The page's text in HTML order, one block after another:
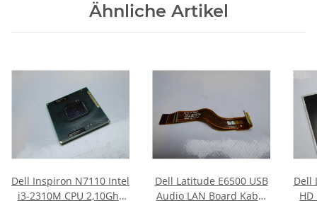
Ähnliche Artikel
Dell Inspiron N7110 Intel
i3-2310M CPU 2,10Ghz
Dell Latitude E6500 USB
Audio LAN Board Kabel
Dell